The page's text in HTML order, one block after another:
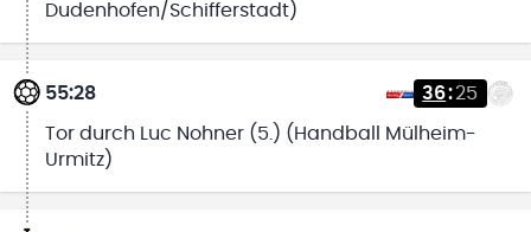
Dudenhofen/Schifferstadt)
55:28 36:25
Tor durch Luc Nohner (5.) (Handball Mülheim-
Urmitz)